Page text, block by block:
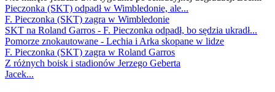
Pieczonka (SKT) odpadł w Wimbledonie, ale...
F. Pieczonka (SKT) zagra w Wimbledonie
SKT na Roland Garros - F. Pieczonka odpadł, bo sędzia ukradł...
Pomorze znokautowane - Lechia i Arka skopane w lidze
F. Pieczonka (SKT) zagra w Roland Garros
Z różnych boisk i stadionów Jerzego Geberta
Jacek...